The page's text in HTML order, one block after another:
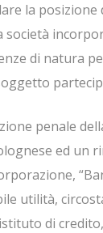
la posizione
società
di natura
penale
ed un
utilità,
di